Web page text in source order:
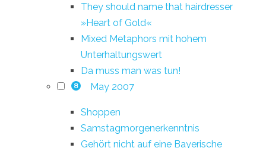
They should name that hairdresser
»Heart of Gold«
Mixed Metaphors mit hohem
Unterhaltungswert
Da muss man was tun!
8 May 2007
Shoppen
Samstagmorgenerkenntnis
Gehört nicht auf eine Bayerische